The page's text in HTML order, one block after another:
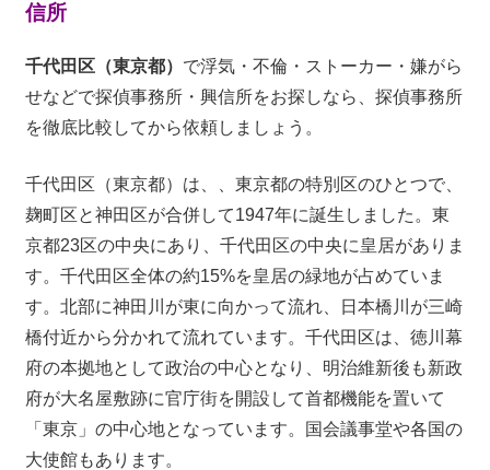
信所
千代田区（東京都） で浮気・不倫・ストーカー・嫌がら
せなどで探偵事務所・興信所をお探しなら、探偵事務所
を徹底比較してから依頼しましょう。
千代田区（東京都）は、、東京都の特別区のひとつで、
麹町区と神田区が合併して1947年に誕生しました。東
京都23区の中央にあり、千代田区の中央に皇居がありま
す。千代田区全体の約15%を皇居の緑地が占めていま
す。北部に神田川が東に向かって流れ、日本橋川が三崎
橋付近から分かれて流れています。千代田区は、徳川幕
府の本拠地として政治の中心となり、明治維新後も新政
府が大名屋敷跡に官庁街を開設して首都機能を置いて
「東京」の中心地となっています。国会議事堂や各国の
大使館もあります。